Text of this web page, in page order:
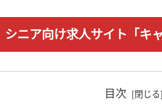
シニア向け求人サイト「キ
目次